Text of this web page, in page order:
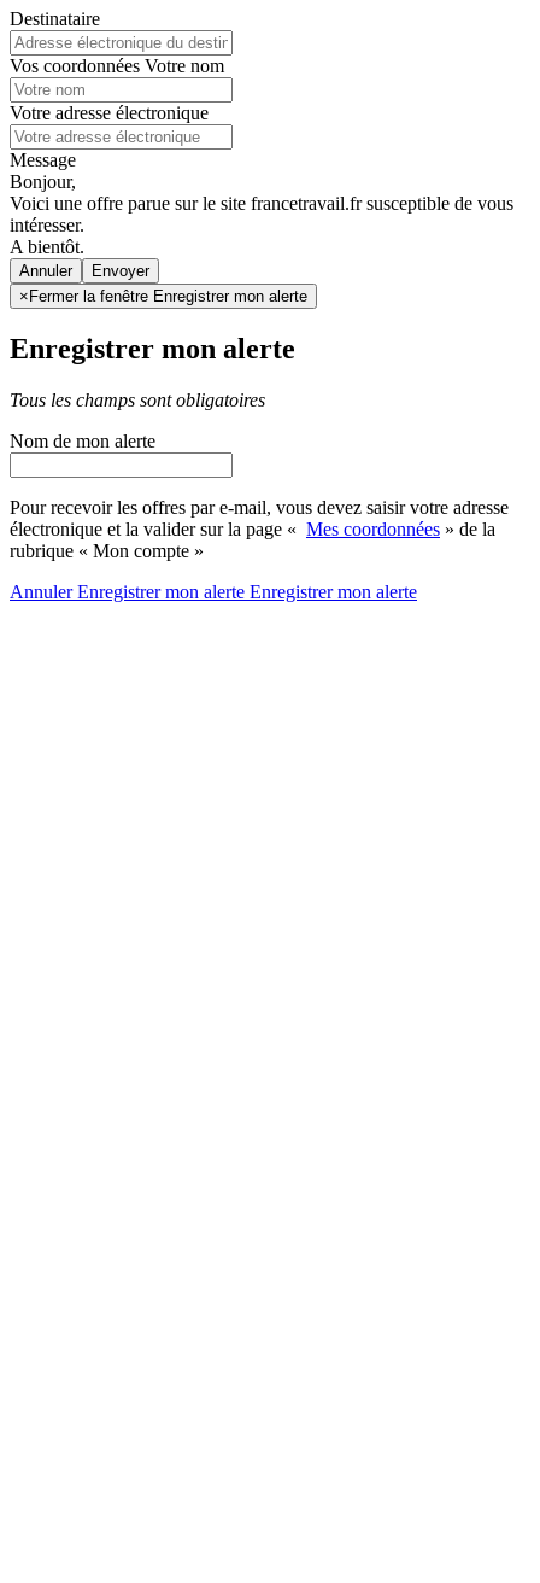
Destinataire
Vos coordonnées Votre nom
Votre adresse électronique
Message
Bonjour,
Voici une offre parue sur le site francetravail.fr susceptible de vous
intéresser.
A bientôt.
Annuler
× Fermer la fenêtre Enregistrer mon alerte
Enregistrer mon alerte
Tous les champs sont obligatoires
Nom de mon alerte
Pour recevoir les offres par e-mail, vous devez saisir votre adresse
électronique et la valider sur la page « Mes coordonnées » de la
rubrique « Mon compte »
AnnulerEnregistrer mon alerte Enregistrermon alerte